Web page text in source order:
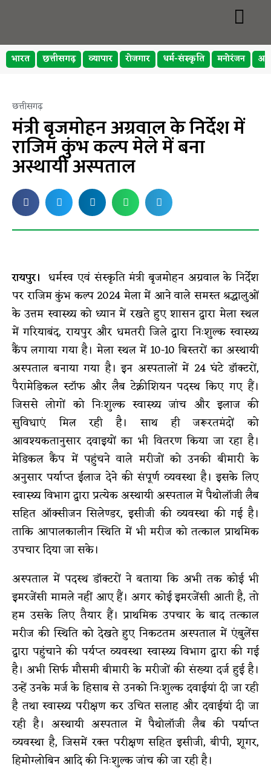
भारत छत्तीसगढ़ व्यापार रोजगार धर्म-संस्कृति मनोरंजन
छत्तीसगढ़
मंत्री बृजमोहन अग्रवाल के निर्देश में
राजिम कुंभ कल्प मेले में बना
अस्थायी अस्पताल
रायपुर। धर्मस्व एवं संस्कृति मंत्री बृजमोहन अग्रवाल के निर्देश
पर राजिम कुंभ कल्प 2024 मेला में आने वाले समस्त श्रद्धालुओं
के उत्तम स्वास्थ्य को ध्यान में रखते हुए शासन द्वारा मेला स्थल
में गरियाबंद, रायपुर और धमतरी जिले द्वारा निःशुल्क स्वास्थ्य
कैंप लगाया गया है। मेला स्थल में 10-10 बिस्तरों का अस्थायी
अस्पताल बनाया गया है। इन अस्पतालों में 24 घंटे डॉक्टरों,
पैरामेडिकल स्टॉफ और लैब टेक्नीशियन पदस्थ किए गए हैं।
जिससे लोगों को निःशुल्क स्वास्थ्य जांच और इलाज की
सुविधाएं मिल रही है। साथ ही जरूरतमंदों को
आवश्यकतानुसार दवाइयों का भी वितरण किया जा रहा है।
मेडिकल कैंप में पहुंचने वाले मरीजों को उनकी बीमारी के
अनुसार पर्याप्त ईलाज देने की संपूर्ण व्यवस्था है। इसके लिए
स्वास्थ्य विभाग द्वारा प्रत्येक अस्थायी अस्पताल में पैथोलॉजी लैब
सहित ऑक्सीजन सिलेण्डर, इसीजी की व्यवस्था की गई है।
ताकि आपालकालीन स्थिति में भी मरीज को तत्काल प्राथमिक
उपचार दिया जा सके।
अस्पताल में पदस्थ डॉक्टरों ने बताया कि अभी तक कोई भी
इमरजेंसी मामले नहीं आए हैं। अगर कोई इमरजेंसी आती है, तो
हम उसके लिए तैयार हैं। प्राथमिक उपचार के बाद तत्काल
मरीज की स्थिति को देखते हुए निकटतम अस्पताल में एंबुलेंस
द्वारा पहुंचाने की पर्यप्त व्यवस्था स्वास्थ्य विभाग द्वारा की गई
है। अभी सिर्फ मौसमी बीमारी के मरीजों की संख्या दर्ज हुई है।
उन्हें उनके मर्ज के हिसाब से उनको निःशुल्क दवाईयां दी जा रही
है तथा स्वास्थ्य परीक्षण कर उचित सलाह और दवाईयां दी जा
रही है। अस्थायी अस्पताल में पैथोलॉजी लैब की पर्याप्त
व्यवस्था है, जिसमें रक्त परीक्षण सहित इसीजी, बीपी, शूगर,
हिमोग्लोबिन आदि की निःशुल्क जांच की जा रही है।